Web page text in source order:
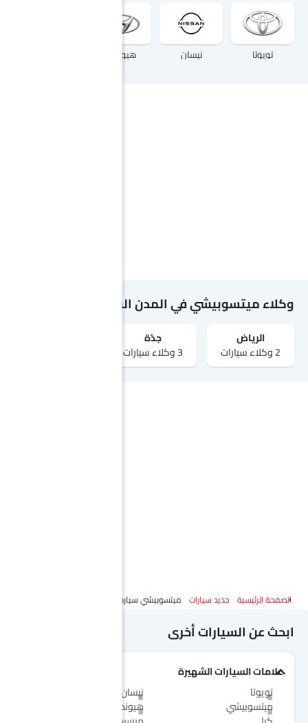
تويوتا نيسان هيونداي
وكلاء ميتسوبيشي في المدن الشهيرة
الرياض‎
2 وكلاء سيارات
جدّة
3 وكلاء سيارات
الصفحة الرئيسية جديد سيارات ميتسوبيشي سيارة
ابحث عن السيارات أخرى
علامات السيارات الشهيرة
تويوتا
نيسان
ميتسوبيشي
هيونداي